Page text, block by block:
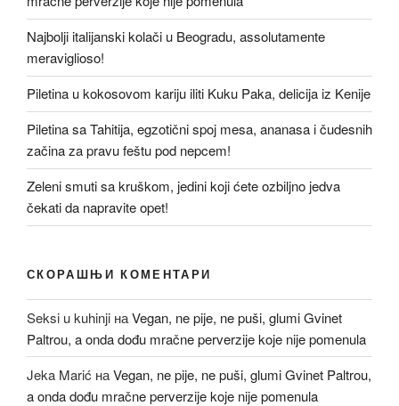
Najbolji italijanski kolači u Beogradu, assolutamente
meraviglioso!
Piletina u kokosovom kariju iliti Kuku Paka, delicija iz Kenije
Piletina sa Tahitija, egzotični spoj mesa, ananasa i čudesnih
začina za pravu feštu pod nepcem!
Zeleni smuti sa kruškom, jedini koji ćete ozbiljno jedva
čekati da napravite opet!
СКОРАШЊИ КОМЕНТАРИ
Seksi u kuhinji наVegan, ne pije, ne puši, glumi Gvinet
Paltrou, a onda dođu mračne perverzije koje nije pomenula
Jeka Marić наVegan, ne pije, ne puši, glumi Gvinet Paltrou,
a onda dođu mračne perverzije koje nije pomenula